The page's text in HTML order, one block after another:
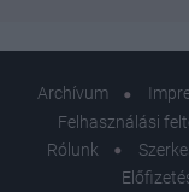
Archívum
Felhasználási
Rólunk